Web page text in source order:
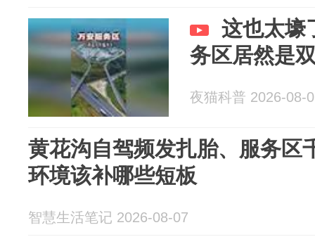
这也太壕
务区居然是
夜猫科普 2026-08-
黄花沟自驾频发扎胎、服务区
环境该补哪些短板
智慧生活笔记 2026-08-07